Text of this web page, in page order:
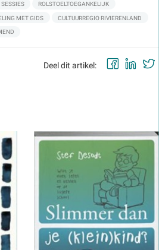
SESSIES ROLSTOELTOEGANKELIJK
MET GIDS CULTUURREGIO RIVIERENLAND
Deel dit artikel: